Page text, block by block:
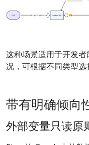
这种场景适用于开发
况，可根据不同类型选
带有明确倾向
外部变量只读原